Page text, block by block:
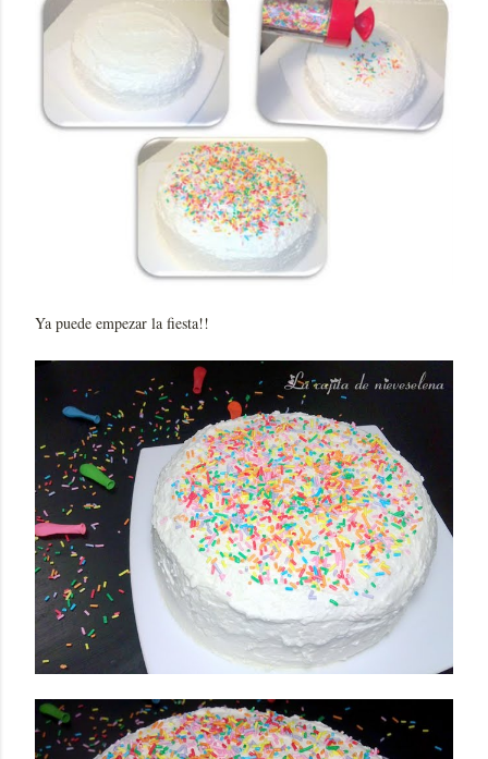
Ya puede empezar la fiesta!!